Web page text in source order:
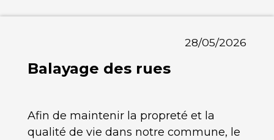
28/05/2026
Balayage des rues
Afin de maintenir la propreté et la
qualité de vie dans notre commune, le